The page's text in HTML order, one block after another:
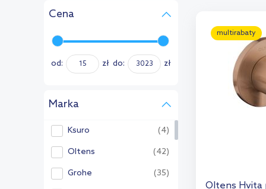
Cena
od: zł do: zł
Marka
Ksuro (4)
Oltens (42)
Grohe (35)
multirabaty
Oltens Hvita